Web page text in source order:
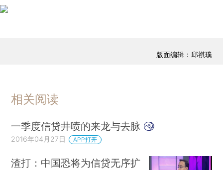
版面编辑：邱祺璞
相关阅读
一季度信贷井喷的来龙与去脉
2016年04月27日 APP打开
渣打：中国恐将为信贷无序扩